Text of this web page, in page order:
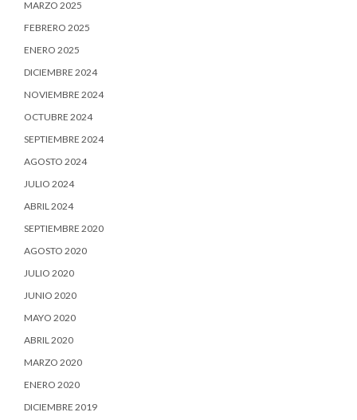
MARZO 2025
FEBRERO 2025
ENERO 2025
DICIEMBRE 2024
NOVIEMBRE 2024
OCTUBRE 2024
SEPTIEMBRE 2024
AGOSTO 2024
JULIO 2024
ABRIL 2024
SEPTIEMBRE 2020
AGOSTO 2020
JULIO 2020
JUNIO 2020
MAYO 2020
ABRIL 2020
MARZO 2020
ENERO 2020
DICIEMBRE 2019